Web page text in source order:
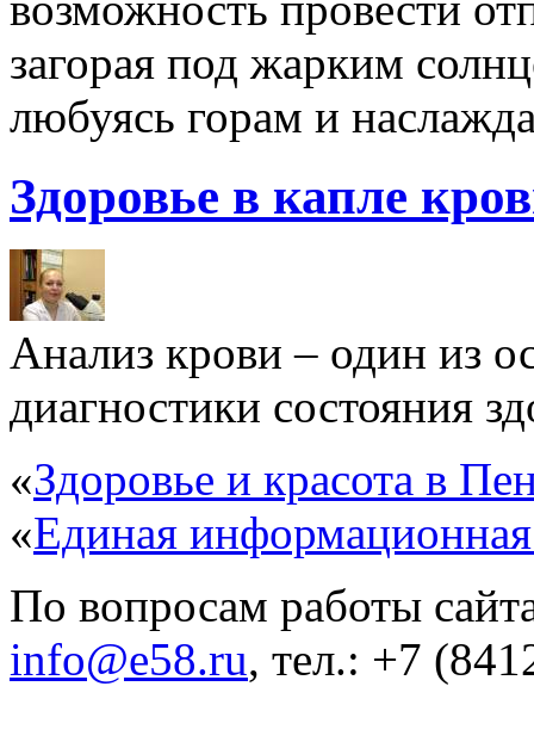
загорая под жарким
любуясь горам и
Здоровье в капле
Анализ крови – один из
диагностики состояния
«Здоровье и красота в
«Единая
По вопросам работы
info@e58.ru, тел.: +7